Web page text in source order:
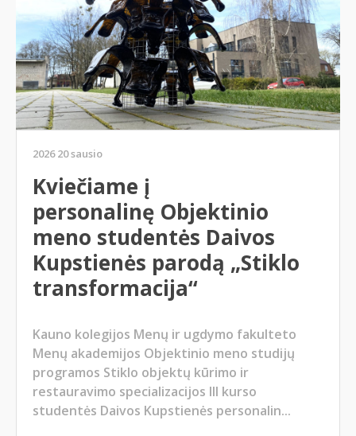
2026 20 sausio
Kviečiame į
personalinę Objektinio
meno studentės Daivos
Kupstienės parodą „Stiklo
transformacija“
Kauno kolegijos Menų ir ugdymo fakulteto
Menų akademijos Objektinio meno studijų
programos Stiklo objektų kūrimo ir
restauravimo specializacijos III kurso
studentės Daivos Kupstienės personalin...